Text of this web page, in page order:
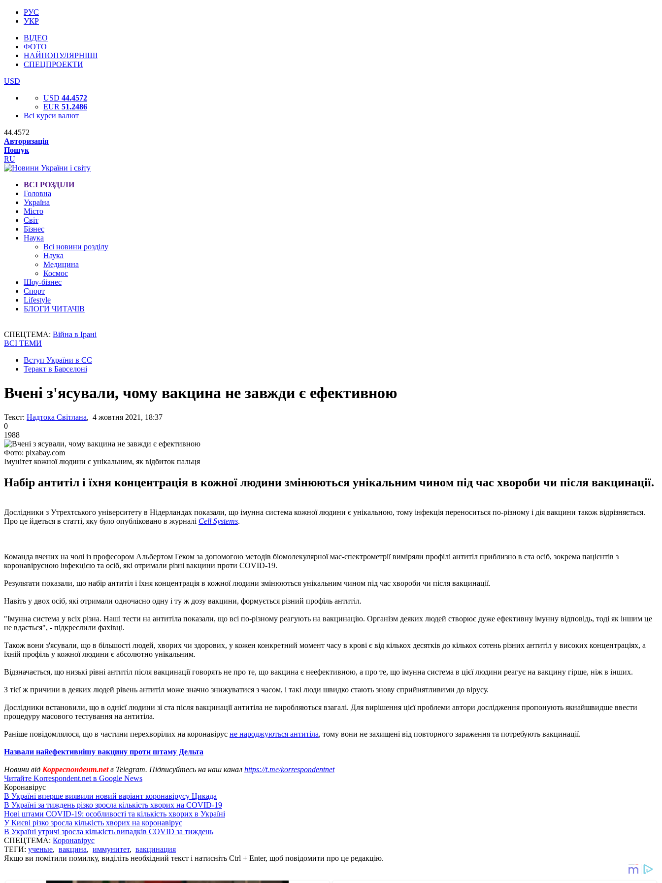
РУС
УКР
ВІДЕО
ФОТО
НАЙПОПУЛЯРНІШІ
СПЕЦПРОЕКТИ
USD
USD 44.4572
EUR 51.2486
Всі курси валют
44.4572
Авторизація
Пошук
RU
ВСІ РОЗДІЛИ
Головна
Україна
Місто
Світ
Бізнес
Наука
Всі новини розділу
Наука
Медицина
Космос
Шоу-бізнес
Спорт
Lifestyle
БЛОГИ ЧИТАЧІВ
СПЕЦТЕМА: Війна в Ірані
ВСІ ТЕМИ
Вступ України в ЄС
Теракт в Барселоні
Вчені з'ясували, чому вакцина не завжди є ефективною
Текст: Надтока Світлана, 4 жовтня 2021, 18:37
0
1988
Фото: pixabay.com
Імунітет кожної людини є унікальним, як відбиток пальця
Набір антитіл і їхня концентрація в кожної людини змінюються унікальним чином під час хвороби чи після вакцинації.
Дослідники з Утрехтського університету в Нідерландах показали, що імунна система кожної людини є унікальною, тому інфекція переноситься по-різному і дія вакцини також відрізняється.
Про це йдеться в статті, яку було опубліковано в журналі Cell Systems.
Команда вчених на чолі із професором Альбертом Геком за допомогою методів біомолекулярної мас-спектрометрії виміряли профілі антитіл приблизно в ста осіб, зокрема пацієнтів з
коронавірусною інфекцією та осіб, які отримали різні вакцини проти COVID-19.
Результати показали, що набір антитіл і їхня концентрація в кожної людини змінюються унікальним чином під час хвороби чи після вакцинації.
Навіть у двох осіб, які отримали одночасно одну і ту ж дозу вакцини, формується різний профіль антитіл.
"Імунна система у всіх різна. Наші тести на антитіла показали, що всі по-різному реагують на вакцинацію. Організм деяких людей створює дуже ефективну імунну відповідь, тоді як іншим це
не вдається", - підкреслили фахівці.
Також вони з'ясували, що в більшості людей, хворих чи здорових, у кожен конкретний момент часу в крові є від кількох десятків до кількох сотень різних антитіл у високих концентраціях, а
їхній профіль у кожної людини є абсолютно унікальним.
Відзначається, що низькі рівні антитіл після вакцинації говорять не про те, що вакцина є неефективною, а про те, що імунна система в цієї людини реагує на вакцину гірше, ніж в інших.
З тієї ж причини в деяких людей рівень антитіл може значно знижуватися з часом, і такі люди швидко стають знову сприйнятливими до вірусу.
Дослідники встановили, що в однієї людини зі ста після вакцинації антитіла не виробляються взагалі. Для вирішення цієї проблеми автори дослідження пропонують якнайшвидше ввести
процедуру масового тестування на антитіла.
Раніше повідомлялося, що в частини перехворілих на коронавірус не народжуються антитіла, тому вони не захищені від повторного зараження та потребують вакцинації.
Назвали найефективнішу вакцину проти штаму Дельта
Новини від Корреспондент.netв Telegram. Підписуйтесь на наш канал https://t.me/korrespondentnet
Читайте Korrespondent.net в Google News
Коронавірус
В Україні вперше виявили новий варіант коронавірусу Цикада
В Україні за тиждень різко зросла кількість хворих на COVID-19
Нові штами COVID-19: особливості та кількість хворих в Україні
У Києві різко зросла кількість хворих на коронавірус
В Україні утричі зросла кількість випадків COVID за тиждень
СПЕЦТЕМА: Коронавірус
ТЕГИ: ученые, вакцина, иммунитет, вакцинация
Якщо ви помітили помилку, виділіть необхідний текст і натисніть Ctrl + Enter, щоб повідомити про це редакцію.